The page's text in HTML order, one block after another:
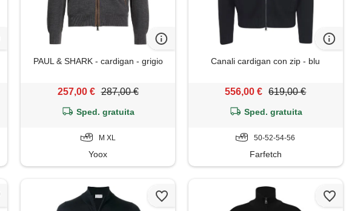
PAUL & SHARK - cardigan - grigio
257,00 € 287,00 €
Sped. gratuita
M XL
Yoox
Canali cardigan con zip - blu
556,00 € 619,00 €
Sped. gratuita
50-52-54-56
Farfetch